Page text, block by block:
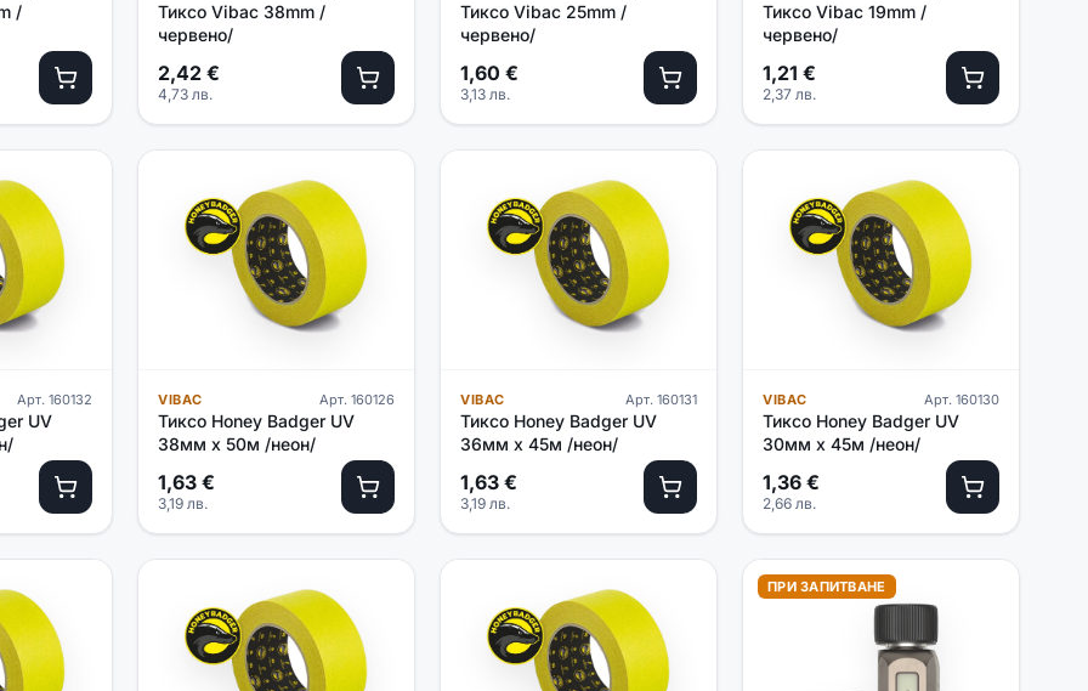
/
Тиксо Vibac 38mm /
червено/
2,42 €
4,73 лв.
Тиксо Vibac 25mm /
червено/
1,60 €
3,13 лв.
Тиксо Vibac 19mm /
червено/
1,21 €
2,37 лв.
Арт. 160132
UV
VIBAC Арт. 160126
Тиксо Honey Badger UV
38мм х 50м /неон/
1,63 €
3,19 лв.
VIBAC Арт. 160131
Тиксо Honey Badger UV
36мм х 45м /неон/
1,63 €
3,19 лв.
VIBAC Арт. 160130
Тиксо Honey Badger UV
30мм х 45м /неон/
1,36 €
2,66 лв.
ПРИ ЗАПИТВАНЕ